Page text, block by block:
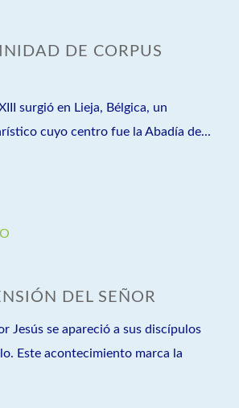
DE CORPUS
surgió en Lieja, Bélgica, un
cuyo centro fue la Abadía de...
DEL SEÑOR
Jesús se apareció a sus discípulos
Este acontecimiento marca la